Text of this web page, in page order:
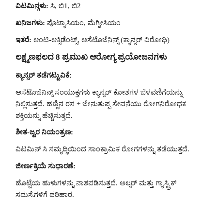
ವಿಟಮಿನ್ಗಳು: ಸಿ, ಬಿ1, ಬಿ2
ಖನಿಜಗಳು: ಪೊಟ್ಯಾಸಿಯಂ, ಮೆಗ್ನೀಸಿಯಂ
ಇತರೆ: ಆಂಟಿ-ಆಕ್ಸಿಡೆಂಟ್ಸ್, ಅಸೆಟೊಜೆನಿನ್ಸ್ (ಕ್ಯಾನ್ಸರ್ ವಿರೋಧಿ)
ಲಕ್ಷ್ಮಣಫಲದ 8 ಪ್ರಮುಖ ಆರೋಗ್ಯ ಪ್ರಯೋಜನಗಳು
ಕ್ಯಾನ್ಸರ್ ತಡೆಗಟ್ಟುವಿಕೆ:
ಅಸೆಟೊಜೆನಿನ್ಸ್ ಸಂಯುಕ್ತಗಳು ಕ್ಯಾನ್ಸರ್ ಕೋಶಗಳ ಬೆಳವಣಿಗೆಯನ್ನು
ನಿಲ್ಲಿಸುತ್ತದೆ. ಹಣ್ಣಿನ ರಸ + ಜೇನುತುಪ್ಪ ಸೇವನೆಯು ರೋಗನಿರೋಧಕ
ಶಕ್ತಿಯನ್ನು ಹೆಚ್ಚಿಸುತ್ತದೆ.
ಶೀತ-ಜ್ವರ ನಿಯಂತ್ರಣ:
ವಿಟಮಿನ್ ಸಿ ಸಮೃದ್ಧಿಯಿಂದ ಸಾಂಕ್ರಾಮಿಕ ರೋಗಗಳನ್ನು ತಡೆಯುತ್ತದೆ.
ಜೀರ್ಣಕ್ರಿಯೆ ಸುಧಾರಣೆ:
ಹೊಟ್ಟೆಯ ಹುಳುಗಳನ್ನು ನಾಶಪಡಿಸುತ್ತದೆ. ಅಲ್ಸರ್ ಮತ್ತು ಗ್ಯಾಸ್ಟ್ರಿಕ್
ಸಮಸ್ಯೆಗಳಿಗೆ ಪರಿಹಾರ.